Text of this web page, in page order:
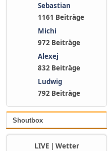
Sebastian
1161 Beiträge
Michi
972 Beiträge
Alexej
832 Beiträge
Ludwig
792 Beiträge
Shoutbox
LIVE | Wetter